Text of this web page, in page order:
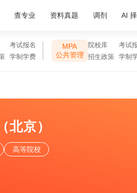
查专业 资料真题 调剂 AI
考试报名
学制学费
MPA
公共管理
院校库
考试
招生政策
学制
北京）
高等院校